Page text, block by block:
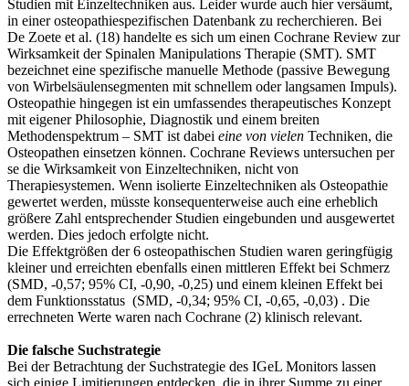
Studien mit Einzeltechniken aus. Leider wurde auch hier versäumt,
in einer osteopathiespezifischen Datenbank zu recherchieren. Bei
De Zoete et al. (18) handelte es sich um einen Cochrane Review zur
Wirksamkeit der Spinalen Manipulations Therapie (SMT). SMT
bezeichnet eine spezifische manuelle Methode (passive Bewegung
von Wirbelsäulensegmenten mit schnellem oder langsamen Impuls).
Osteopathie hingegen ist ein umfassendes therapeutisches Konzept
mit eigener Philosophie, Diagnostik und einem breiten
Methodenspektrum – SMT ist dabei eine von vielen Techniken, die
Osteopathen einsetzen können. Cochrane Reviews untersuchen per
se die Wirksamkeit von Einzeltechniken, nicht von
Therapiesystemen. Wenn isolierte Einzeltechniken als Osteopathie
gewertet werden, müsste konsequenterweise auch eine erheblich
größere Zahl entsprechender Studien eingebunden und ausgewertet
werden. Dies jedoch erfolgte nicht.
Die Effektgrößen der 6 osteopathischen Studien waren geringfügig
kleiner und erreichten ebenfalls einen mittleren Effekt bei Schmerz
(SMD, -0,57; 95% CI, -0,90, -0,25) und einem kleinen Effekt bei
dem Funktionsstatus (SMD, -0,34; 95% CI, -0,65, -0,03) . Die
errechneten Werte waren nach Cochrane (2) klinisch relevant.
Die falsche Suchstrategie
Bei der Betrachtung der Suchstrategie des IGeL Monitors lassen
sich einige Limitierungen entdecken, die in ihrer Summe zu einer